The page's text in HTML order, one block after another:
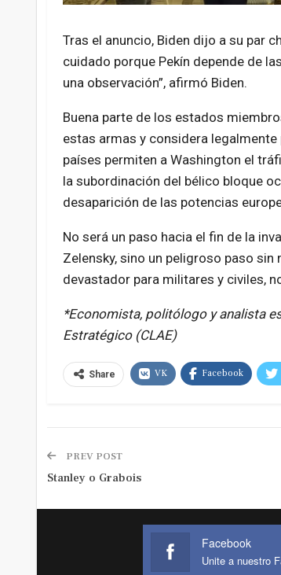
Tras el anuncio, Biden dijo a su par
cuidado porque Pekín depende de
una observación”, afirmó Biden.
Buena parte de los estados
estas armas y considera
países permiten a Washington el
la subordinación del bélico bloque
desaparición de las potencias
No será un paso hacia el fin de la
Zelensky, sino un peligroso paso
devastador para militares y civiles,
*Economista, politólogo y analista
Estratégico (CLAE)
Share VK Facebook
PREV POST
Stanley o Grabois
Facebook
Unite a nuestro